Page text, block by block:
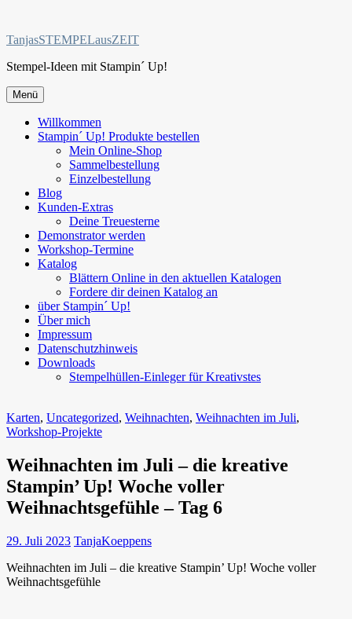
springen
TanjasSTEMPELausZEIT
Stempel-Ideen mit Stampin´ Up!
Menü
Willkommen
Stampin´ Up! Produkte bestellen
Mein Online-Shop
Sammelbestellung
Einzelbestellung
Blog
Kunden-Extras
Deine Treuesterne
Demonstrator werden
Workshop-Termine
Katalog
Blättern Online in den aktuellen Katalogen
Fordere dir deinen Katalog an
über Stampin´ Up!
Über mich
Impressum
Datenschutzhinweis
Downloads
Stempelhüllen-Einleger für Kreativstes
Karten, Uncategorized, Weihnachten, Weihnachten im Juli,
Workshop-Projekte
Weihnachten im Juli – die kreative
Stampin’ Up! Woche voller
Weihnachtsgefühle – Tag 6
29. Juli 2023 TanjaKoeppens
Weihnachten im Juli – die kreative Stampin’ Up! Woche voller
Weihnachtsgefühle